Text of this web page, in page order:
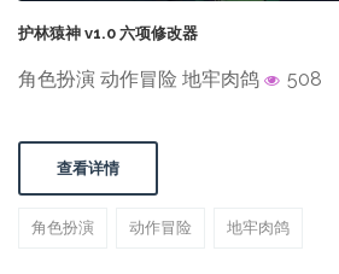
护林猿神 v1.0 六项修改器
角色扮演 动作冒险 地牢肉鸽 508
查看详情
角色扮演 动作冒险 地牢肉鸽